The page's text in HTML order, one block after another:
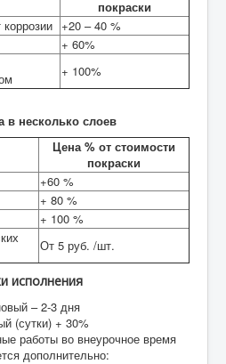
покраски
+20 – 40 %
+ 60%
+ 100%
в несколько слоев
Цена % от стоимости
покраски
+60 %
+ 80 %
+ 100 %
От 5 руб. /шт.
исполнения
– 2-3 дня
(сутки) + 30%
работы во внеурочное время
дополнительно: